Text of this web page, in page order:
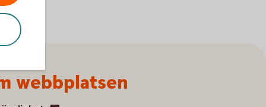
webbplatsen